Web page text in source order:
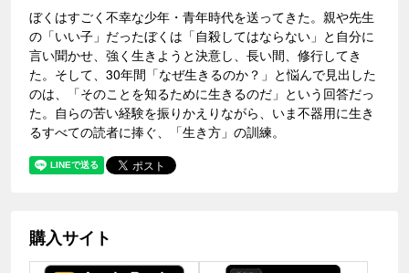
ぼくはすごく不幸な少年・青年時代を送ってきた。親や先生
の「いい子」だったぼくは「自殺してはならない」と自分に
言い聞かせ、強く生きようと決意し、長い間、修行してき
た。そして、30年間「なぜ生きるのか？」と悩んで見出した
のは、「そのことを知るために生きるのだ」という回答だっ
た。自らの苦い経験を振りかえりながら、いま不器用に生き
るすべての読者に捧ぐ、「生き方」の訓練。
購入サイト